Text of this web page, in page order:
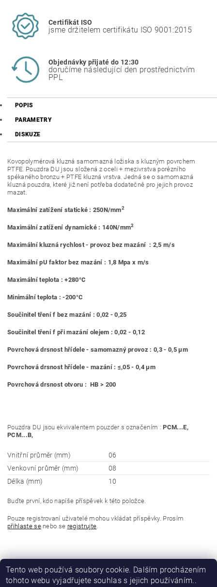
Certifikát ISO
jsme držitelem certifikátu ISO 9001:2015
Objednávky přijaté do 12:30
doručíme následující den prostřednictvím
PPL
POPIS
PARAMETRY
DISKUZE
Kovopolymérová kluzná samomazná ložiska s kluzným povrchem
PTFE. Pouzdra DU jsou složená z oceli + mezivrstva porézního
spékaného bronzu + PTFE kluzná vrstva. Jedná se o samomazná
kluzná pouzdra, které již není potřeba dodatečně pro jejich provoz
mazat.
Maximální zatížení statické : 250N/mm2
Maximální zatížení dynamické : 140N/mm2
Maximální kluzná rychlost - provoz bez mazání : 2,5 m/s
Maximální pU faktor bez mazání : 1,8 Mpa x m/s
Maximální teplota : +280°C
Minimální teplota : -200°C
Součinitel tření f bez mazání : 0,02 - 0,25
Součinitel tření f při mazání olejem : 0,02 - 0,12
Povrchová drsnost hřídele - samomazný provoz : 0,3 - 0,5 μm
Povrchová drsnost hřídele - mazání : ≤,05 - 0,4 μm
Povrchová drsnost otvoru : HB > 200
Pouzdra DU jsou ekvivalentem pouzder s označením :PCM...E,
PCM...B,
Vnitřní průměr (mm)
06
Venkovní průměr (mm)
08
Délka (mm)
10
Buďte první, kdo napíše příspěvek k této položce.
Pouze registrovaní uživatelé mohou vkládat příspěvky. Prosím
přihlaste senebo se registrujte.
Tento web používá soubory cookie. Dalším procházením
tohoto webu vyjadřujete souhlas s jejich používáním..